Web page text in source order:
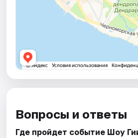
Вопросы и ответы
Где пройдет событие Шоу